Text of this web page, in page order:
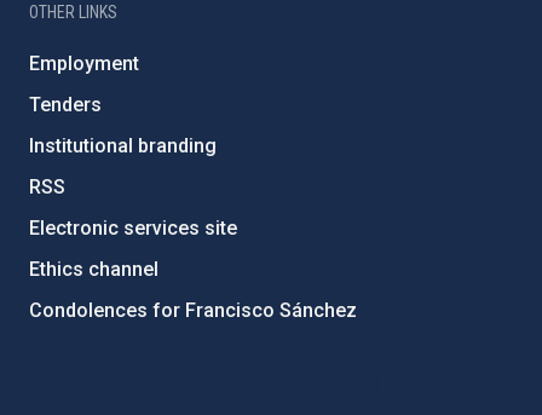
OTHER LINKS
Employment
Tenders
Institutional branding
RSS
Electronic services site
Ethics channel
Condolences for Francisco Sánchez